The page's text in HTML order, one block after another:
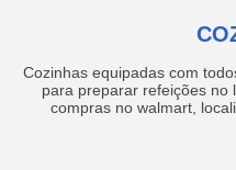
Cozinhas equipadas com
para preparar refeições no
compras no walmart,